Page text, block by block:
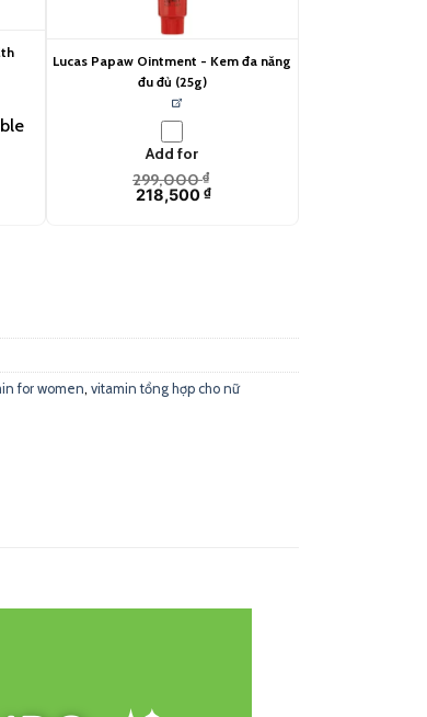
Lucas Papaw Ointment - Kem đa năng
đu đủ (25g)
Add for
299,000₫
218,500 ₫
for women, vitamin tổng hợp cho nữ